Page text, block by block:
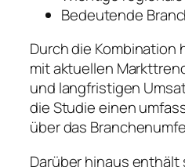
Bedeutende
Durch die Kombination
mit aktuellen
und langfristigen
die Studie einen
über das
Darüber hinaus